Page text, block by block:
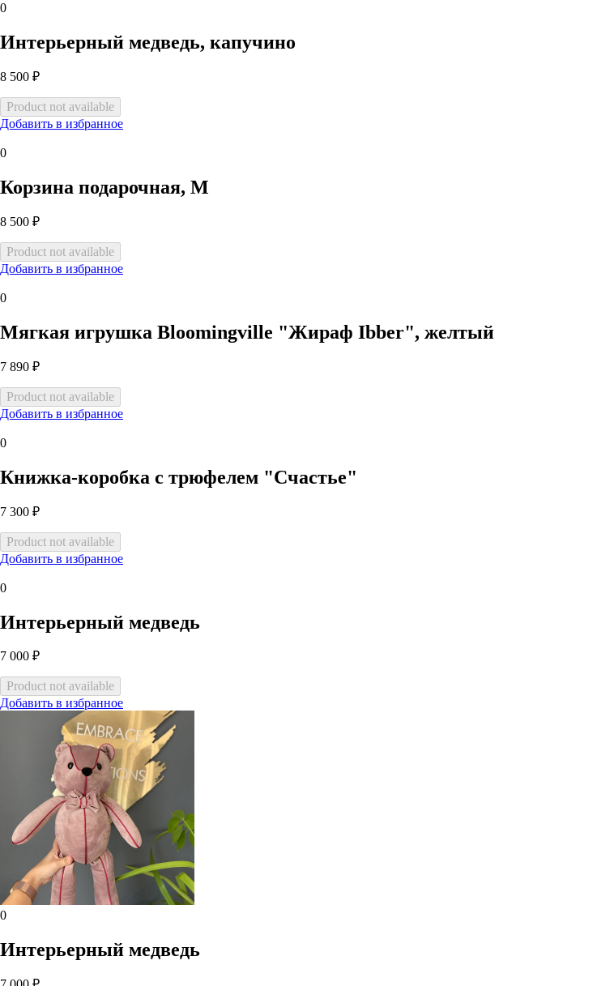
0
Интерьерный медведь, капучино
8 500 ₽
Добавить в избранное
0
Корзина подарочная, М
8 500 ₽
Добавить в избранное
0
Мягкая игрушка Bloomingville "Жираф Ibber", желтый
7 890 ₽
Добавить в избранное
0
Книжка-коробка с трюфелем "Счастье"
7 300 ₽
Добавить в избранное
0
Интерьерный медведь
7 000 ₽
Добавить в избранное
0
Интерьерный медведь